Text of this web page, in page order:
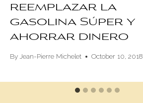
reemplazar la
gasolina Súper y
ahorrar dinero
ByJean-Pierre Michelet October 10, 2018